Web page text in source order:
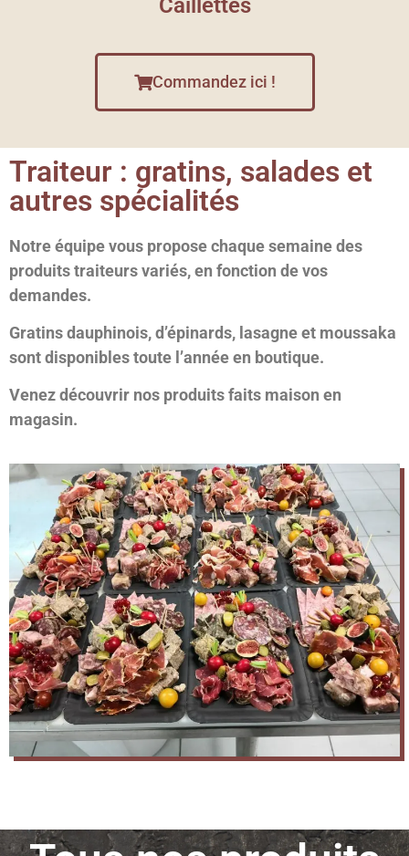
Caillettes
Commandez ici !
Traiteur : gratins, salades et
autres spécialités
Notre équipe vous propose chaque semaine des
produits traiteurs variés, en fonction de vos
demandes.
Gratins dauphinois, d’épinards, lasagne et moussaka
sont disponibles toute l’année en boutique.
Venez découvrir nos produits faits maison en
magasin.